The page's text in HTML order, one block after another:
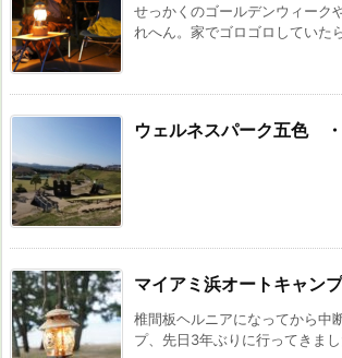
せっかくのゴールデンウィーク
れへん。家でゴロゴロしていた
ウェルネスパーク五色
マイアミ浜オートキャン
椎間板ヘルニアになってから中
プ、先日3年ぶりに行ってきま